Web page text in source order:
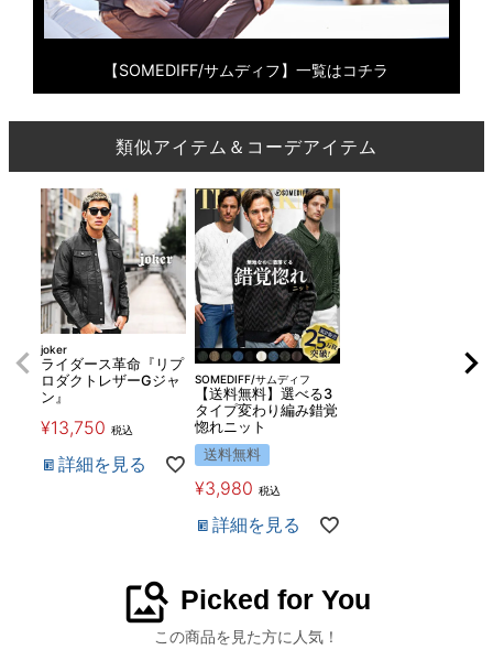
【SOMEDIFF/サムディフ】一覧はコチラ
類似アイテム＆コーデアイテム
joker
ライダース革命『リプ
ロダクトレザーGジャ
ン』
¥13,750 税込
詳細を見る
SOMEDIFF/サムディフ
【送料無料】選べる3
タイプ変わり編み錯覚
惚れニット
送料無料
¥3,980 税込
詳細を見る
image_search Picked for You
この商品を見た方に人気！